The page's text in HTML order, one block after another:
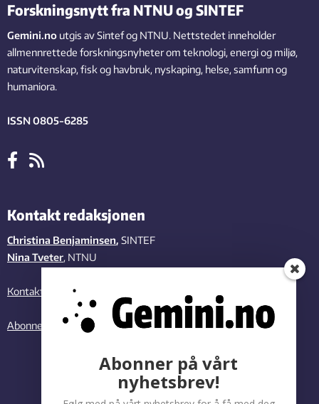
Forskningsnytt fra NTNU og SINTEF
Gemini.no utgis av Sintef og NTNU. Nettstedet inneholder
allmennrettede forskningsnyheter om teknologi, energi og miljø,
naturvitenskap, fisk og havbruk, nyskaping, helse, samfunn og
humaniora.
ISSN 0805-6285
Kontakt redaksjonen
Christina Benjaminsen, SINTEF
Nina Tveter, NTNU
Kontakt oss
Abonner på vårt nyhetsbrev
Abonner på vårt
nyhetsbrev!